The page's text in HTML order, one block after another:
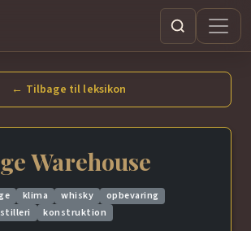
Søg
← Tilbage til leksikon
Warehouse
klima whisky
opbevaring
konstruktion